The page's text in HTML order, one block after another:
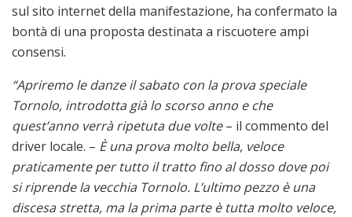
sul sito internet della manifestazione, ha confermato la
bontà di una proposta destinata a riscuotere ampi
consensi.
“Apriremo le danze il sabato con la prova speciale
Tornolo, introdotta già lo scorso anno e che
quest’anno verrà ripetuta due volte– il commento del
driver locale. – È una prova molto bella, veloce
praticamente per tutto il tratto fino al dosso dove poi
si riprende la vecchia Tornolo. L’ultimo pezzo è una
discesa stretta, ma la prima parte è tutta molto veloce,